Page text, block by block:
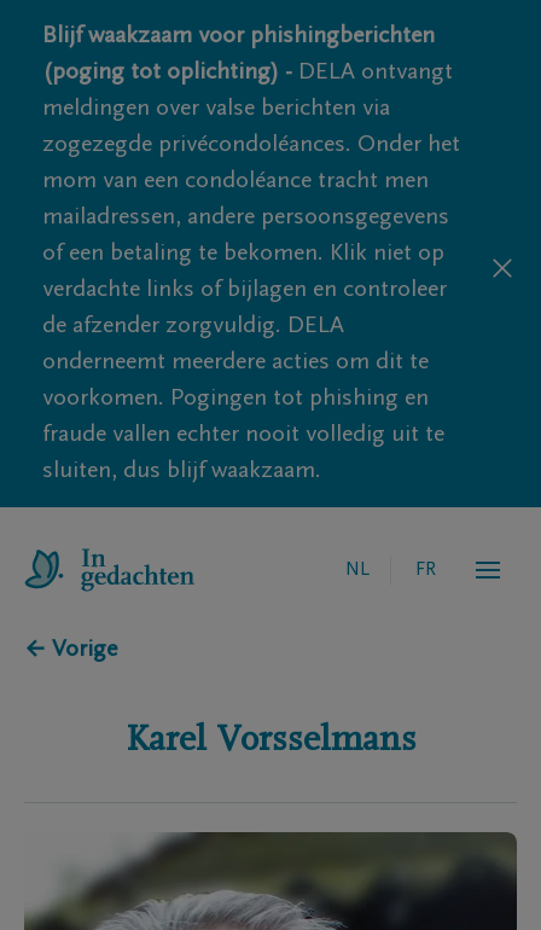
Blijf waakzaam voor phishingberichten
(poging tot oplichting) - DELA ontvangt
meldingen over valse berichten via
zogezegde privécondoléances. Onder het
mom van een condoléance tracht men
mailadressen, andere persoonsgegevens
of een betaling te bekomen. Klik niet op
verdachte links of bijlagen en controleer
de afzender zorgvuldig. DELA
onderneemt meerdere acties om dit te
voorkomen. Pogingen tot phishing en
fraude vallen echter nooit volledig uit te
sluiten, dus blijf waakzaam.
NL FR
← Vorige
Karel Vorsselmans